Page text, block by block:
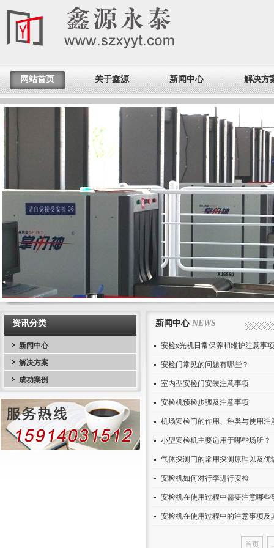
网站首页 关于鑫源 新闻中心 解决方
资讯分类
新闻中心
解决方案
成功案例
新闻中心NEWS
安检x光机日常保养和维护注意事项
安检门常见的问题有哪些？
室内型安检门安装注意事项
安检机预检步骤及注意事项
机场安检门的作用、种类与使用注
小型安检机主要适用于哪些场所？
气体探测门的常用探测原理以及优
安检机如何对行李进行安检
安检机在使用过程中需要注意哪些
安检机在使用过程中的注意事项及
首页